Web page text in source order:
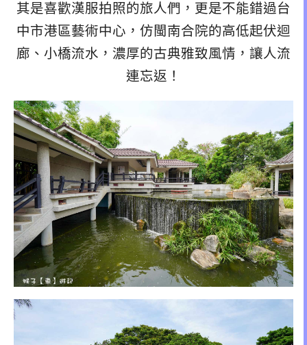
其是喜歡漢服拍照的旅人們，更是不能錯過台
中市港區藝術中心，仿閩南合院的高低起伏迴
廊、小橋流水，濃厚的古典雅致風情，讓人流
連忘返！